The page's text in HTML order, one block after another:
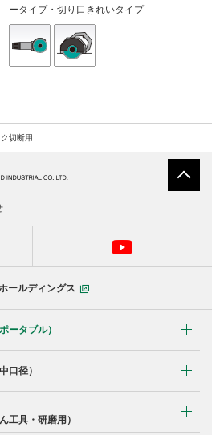
ータイプ・切り口きれいタイプ
切断用
ールディングス
ータブル）
口径）
工具・研磨用）